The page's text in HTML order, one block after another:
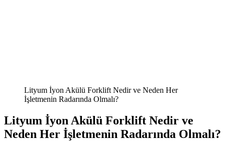
Lityum İyon Akülü Forklift Nedir ve Neden Her
İşletmenin Radarında Olmalı?
Lityum İyon Akülü Forklift Nedir ve
Neden Her İşletmenin Radarında Olmalı?